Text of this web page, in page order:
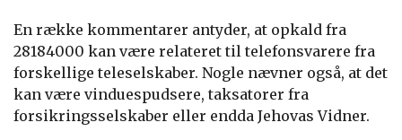
En række kommentarer antyder, at opkald fra
28184000 kan være relateret til telefonsvarere fra
forskellige teleselskaber. Nogle nævner også, at det
kan være vinduespudsere, taksatorer fra
forsikringsselskaber eller endda Jehovas Vidner.